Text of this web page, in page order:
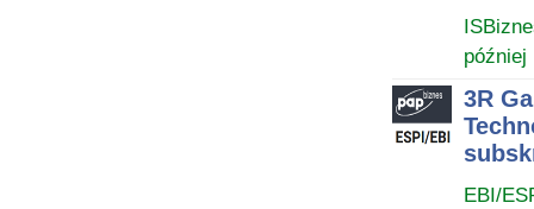
później
3R
EBI/